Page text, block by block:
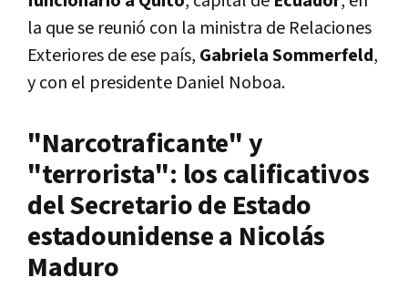
la que se reunió con la ministra de Relaciones
Exteriores de ese país, Gabriela Sommerfeld,
y con el presidente Daniel Noboa.
"Narcotraficante" y
"terrorista": los calificativos
del Secretario de Estado
estadounidense a Nicolás
Maduro